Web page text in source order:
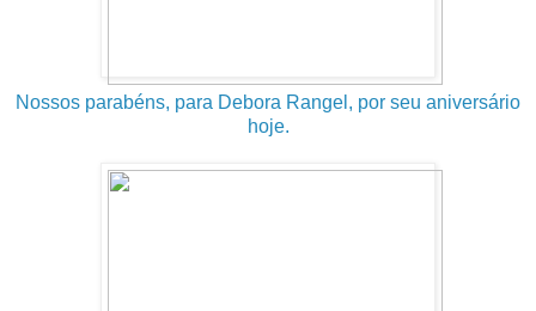
Nossos parabéns, para Debora Rangel, por seu aniversário
hoje.